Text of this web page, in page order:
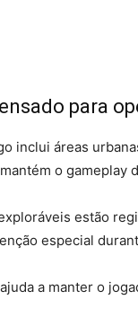
para
inclui áreas
o gameplay
estão
especial
a manter o